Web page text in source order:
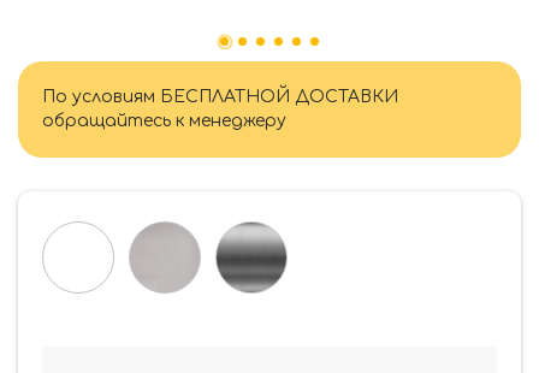
По условиям БЕСПЛАТНОЙ ДОСТАВКИ
обращайтесь к менеджеру